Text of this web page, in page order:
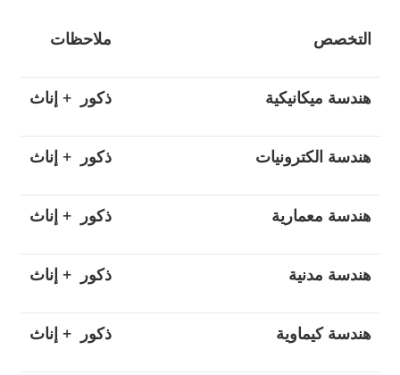
التخصص ملاحظات
هندسة ميكانيكية ذكور + إناث
هندسة الكترونيات ذكور + إناث
هندسة معمارية ذكور + إناث
هندسة مدنية ذكور + إناث
هندسة كيماوية ذكور + إناث